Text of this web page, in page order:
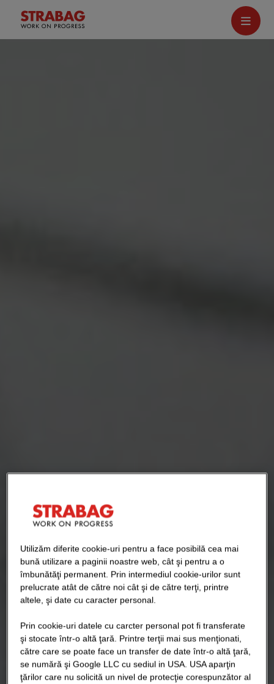
Utilizăm diferite cookie-uri pentru a face posibilă cea mai
bună utilizare a paginii noastre web, cât şi pentru a o
îmbunătăţi permanent. Prin intermediul cookie-urilor sunt
prelucrate atât de către noi cât şi de către terţi, printre
altele, şi date cu caracter personal.
Prin cookie-uri datele cu carcter personal pot fi transferate
şi stocate într-o altă ţară. Printre terţii mai sus menţionati,
către care se poate face un transfer de date într-o altă ţară,
se numără şi Google LLC cu sediul in USA. USA aparţin
ţărilor care nu solicită un nivel de protecţie corespunzător al